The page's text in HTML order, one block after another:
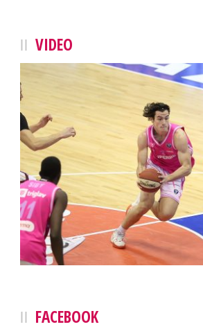
VIDEO
FACEBOOK